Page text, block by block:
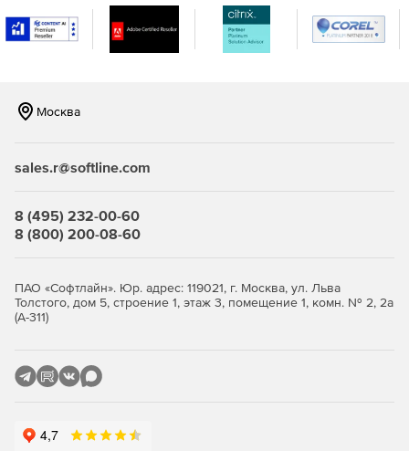
Москва
sales.r@softline.com
8 (495) 232-00-60
8 (800) 200-08-60
ПАО «Софтлайн». Юр. адрес: 119021, г. Москва, ул. Льва
Толстого, дом 5, строение 1, этаж 3, помещение 1, комн. № 2, 2а
(А-311)